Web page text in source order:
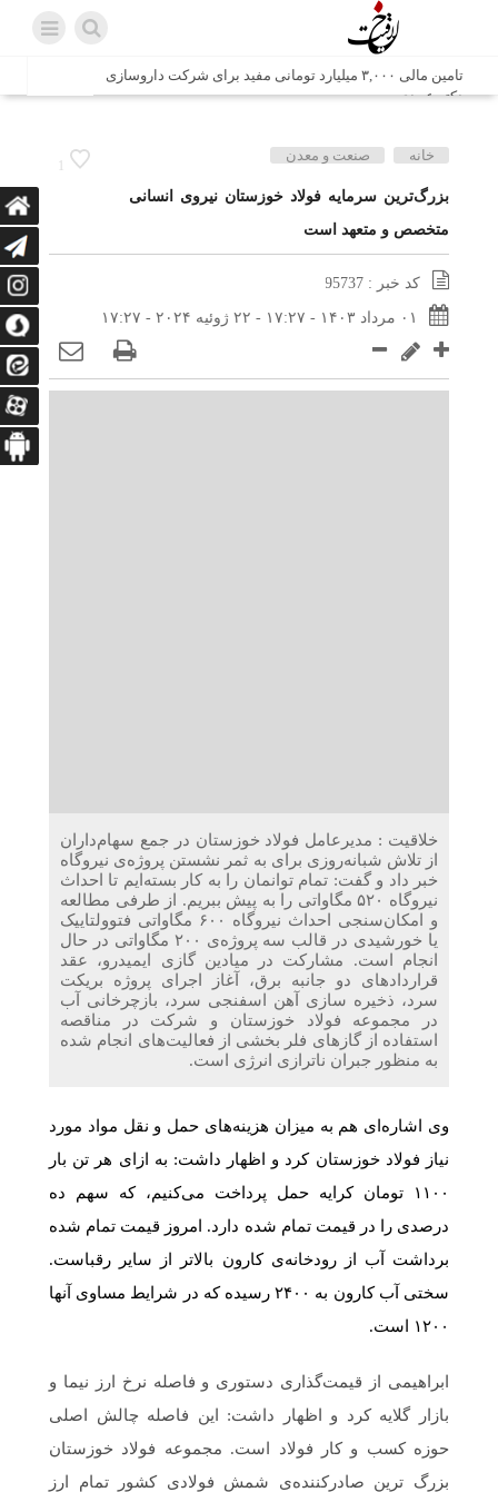
تامین مالی ۳,۰۰۰ میلیارد تومانی مفید برای شرکت داروسازی
دکتر عبیدی
شش وزیر کابینه پاکستان با حضور در سفارت ایران در اسلام
اتابک: ظرفیت های جدید همکاری‌های تجاری ایران و پاکستان با
محوریت بخش خصوصی فعال می‌شود
در مسیر جا‌مانده‌ها، دل‌ها به کربلا رسیده است
وزیر صمت خواستار پیگیری کانتینرهای ایرانی در بندر کراچی
شد / تجارت ۱۰ میلیارد دلاری ایران و پاکستان
1
خانه صنعت و معدن
بزرگ‌ترین سرمایه فولاد خوزستان نیروی انسانی
متخصص و متعهد است
کد خبر : 95737
۰۱ مرداد ۱۴۰۳ - ۱۷:۲۷ - ۲۲ ژوئیه ۲۰۲۴ - ۱۷:۲۷
خلاقیت : مدیرعامل فولاد خوزستان در جمع سهام‌داران
از تلاش شبانه‌روزی برای به ثمر نشستن پروژه‌ی نیروگاه
خبر داد و گفت: تمام توانمان را به کار بسته‌ایم تا احداث
نیروگاه ۵۲۰ مگاواتی را به پیش ببریم. از طرفی مطالعه
و امکان‌سنجی احداث نیروگاه ۶۰۰ مگاواتی فتوولتاییک
یا خورشیدی در قالب سه پروژه‌ی ۲۰۰ مگاواتی در حال
انجام است. مشارکت در میادین گازی ایمیدرو، عقد
قرارداد‌های دو جانبه برق، آغاز اجرای پروژه بریکت
سرد، ذخیره سازی آهن اسفنجی سرد، بازچرخانی آب
در مجموعه فولاد خوزستان و شرکت در مناقصه
استفاده از گازهای فلر بخشی از فعالیت‌های انجام شده
به منظور جبران‌ ناترازی انرژی است.
وی اشاره‌ای هم به میزان هزینه‌های حمل و نقل مواد مورد
نیاز فولاد خوزستان کرد و اظهار داشت: به ازای هر تن بار
۱۱۰۰ تومان کرایه حمل پرداخت می‌کنیم، که سهم ده
درصدی را در قیمت تمام شده دارد. امروز قیمت تمام شده
برداشت‌ آب از رودخانه‌ی کارون بالاتر از سایر رقباست.
سختی آب کارون به ۲۴۰۰ رسیده که در شرایط مساوی آنها
۱۲۰۰ است.
ابراهیمی از قیمت‌گذاری دستوری و فاصله نرخ ارز نیما و
بازار گلایه کرد و اظهار داشت: این فاصله چالش اصلی
حوزه کسب و کار فولاد است. مجموعه فولاد خوزستان
بزرگ ترین صادرکننده‌ی شمش فولادی کشور تمام ارز